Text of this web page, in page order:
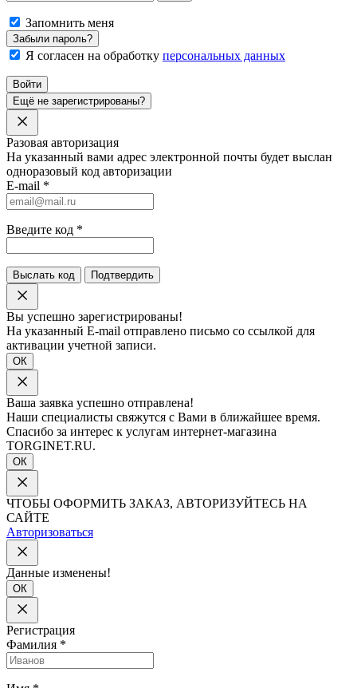
Запомнить меня
Забыли пароль?
Я согласен на обработку персональных данных
Войти
Ещё не зарегистрированы?
Разовая авторизация
На указанный вами адрес электронной почты будет выслан
одноразовый код авторизации
E-mail *
Введите код *
Выслать код Подтвердить
Вы успешно зарегистрированы!
На указанный E-mail отправлено письмо со ссылкой для
активации учетной записи.
ОК
Ваша заявка успешно отправлена!
Наши специалисты свяжутся с Вами в ближайшее время.
Спасибо за интерес к услугам интернет-магазина
TORGINET.RU.
ОК
ЧТОБЫ ОФОРМИТЬ ЗАКАЗ, АВТОРИЗУЙТЕСЬ НА
САЙТЕ
Авторизоваться
Данные изменены!
ОК
Регистрация
Фамилия *